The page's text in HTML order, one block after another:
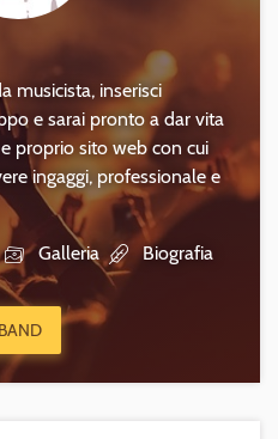
musicista, inserisci
e sarai pronto a dar vita
proprio sito web con cui
ingaggi, professionale e
Galleria Biografia